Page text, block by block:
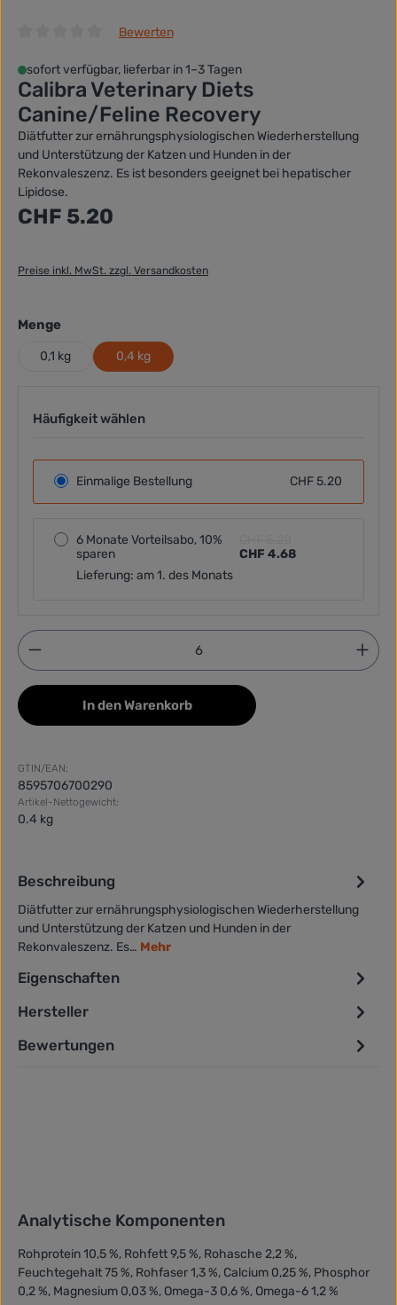
Bewerten
sofort verfügbar, lieferbar in 1–3 Tagen
Calibra Veterinary Diets
Canine/Feline Recovery
Diätfutter zur ernährungsphysiologischen Wiederherstellung
und Unterstützung der Katzen und Hunden in der
Rekonvaleszenz. Es ist besonders geeignet bei hepatischer
Lipidose.
Regulärer Preis:
CHF 5.20
Preise inkl. MwSt. zzgl. Versandkosten
Mengeauswählen
0,1 kg 0,4 kg
Häufigkeit wählen
Einmalige Bestellung CHF 5.20
6 Monate Vorteilsabo, 10%
sparen
CHF 4.68
Lieferung: am 1. des Monats
Produkt Anzahl: Gib den gewünschten Wert ein
In den Warenkorb
GTIN/EAN:
8595706700290
Artikel-Nettogewicht:
0.4 kg
Beschreibung
Diätfutter zur ernährungsphysiologischen Wiederherstellung
und Unterstützung der Katzen und Hunden in der
Rekonvaleszenz. Es… Mehr
Eigenschaften
Hersteller
Bewertungen
Analytische Komponenten
Rohprotein 10,5 %, Rohfett 9,5 %, Rohasche 2,2 %,
Feuchtegehalt 75 %, Rohfaser 1,3 %, Calcium 0,25 %, Phosphor
0,2 %, Magnesium 0,03 %, Omega-3 0,6 %, Omega-6 1,2 %